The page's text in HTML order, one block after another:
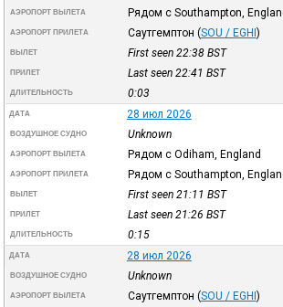
АЭРОПОРТ ВЫЛЕТА Рядом с Southampton,
АЭРОПОРТ ПРИЛЕТА Саутгемптон (SOU / EGHI)
ВЫЛЕТ First seen 22:38 BST
ПРИЛЕТ Last seen 22:41 BST
ДЛИТЕЛЬНОСТЬ 0:03
ДАТА 28 июл 2026
ВОЗДУШНОЕ СУДНО Unknown
АЭРОПОРТ ВЫЛЕТА Рядом с Odiham, England
АЭРОПОРТ ПРИЛЕТА Рядом с Southampton,
ВЫЛЕТ First seen 21:11 BST
ПРИЛЕТ Last seen 21:26 BST
ДЛИТЕЛЬНОСТЬ 0:15
ДАТА 28 июл 2026
ВОЗДУШНОЕ СУДНО Unknown
АЭРОПОРТ ВЫЛЕТА Саутгемптон (SOU / EGHI)